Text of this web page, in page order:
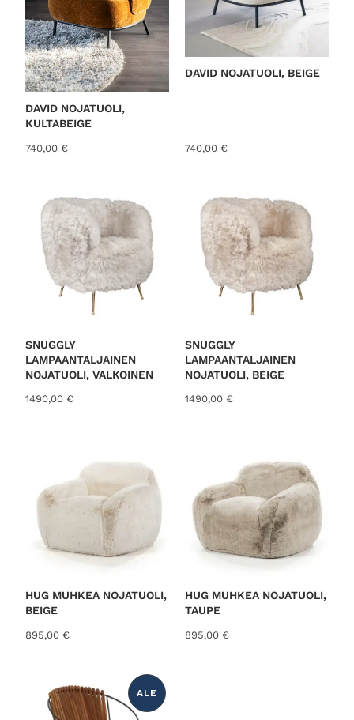
DAVID NOJATUOLI,
KULTABEIGE
740,00 €
DAVID NOJATUOLI, BEIGE
740,00 €
SNUGGLY
LAMPAANTALJAINEN
NOJATUOLI, VALKOINEN
1490,00 €
SNUGGLY
LAMPAANTALJAINEN
NOJATUOLI, BEIGE
1490,00 €
HUG MUHKEA NOJATUOLI,
BEIGE
895,00 €
HUG MUHKEA NOJATUOLI,
TAUPE
895,00 €
ALE
T
O